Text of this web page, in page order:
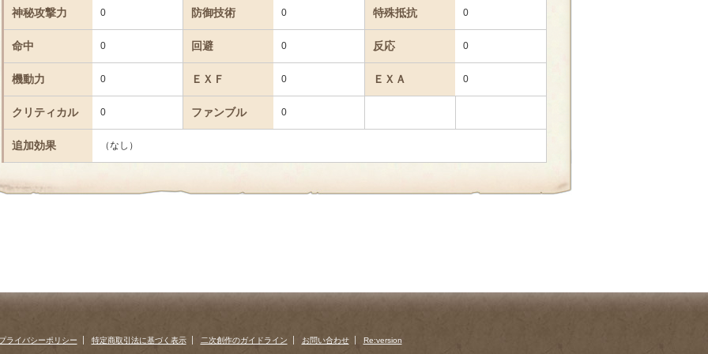
神秘攻撃力 0 防御技術 0 特殊抵抗 0
命中 0 回避 0 反応 0
機動力 0 ＥＸＦ 0 ＥＸＡ 0
クリティカル 0 ファンブル 0
追加効果 （なし）
ライバシーポリシー 特定商取引法に基づく表示 二次創作のガイドライン お問い合わせ Re:version